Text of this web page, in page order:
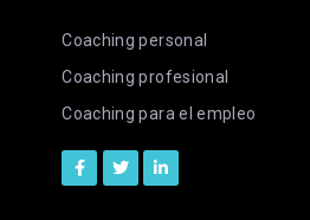
Coaching personal
Coaching profesional
Coaching para el empleo